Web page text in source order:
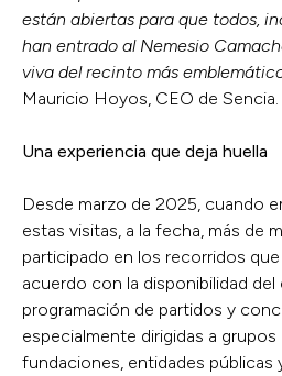
están abiertas para que todos,
han entrado al Nemesio
viva del recinto más
Mauricio Hoyos, CEO de Sencia.
Una experiencia que deja huella
Desde marzo de 2025, cuando
estas visitas, a la fecha, más de
participado en los recorridos
acuerdo con la disponibilidad del
programación de partidos y
especialmente dirigidas a
fundaciones, entidades públicas